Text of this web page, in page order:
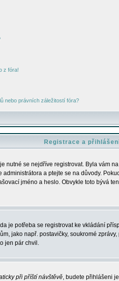
z fóra!
nebo právních záležitostí fóra?
Registrace a
nutné se nejdříve registrovat. Byla vám
a ptejte se na důvody.
jméno a heslo. Obvykle toto bývá
je potřeba se registrovat ke vkládání
jako např. postavičky, soukromé
jen pár chvil.
při příští návštěvě, budete přihlášeni